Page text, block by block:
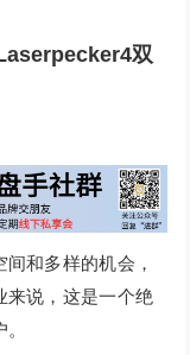
双
和多样的机会，
来说，这是一个绝